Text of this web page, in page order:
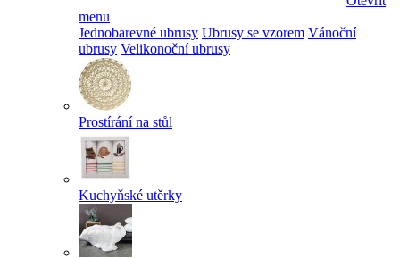
menu
Jednobarevné ubrusy Ubrusy se vzorem Vánoční
ubrusy Velikonoční ubrusy
Prostírání na stůl
Kuchyňské utěrky